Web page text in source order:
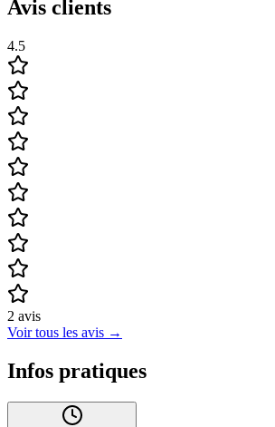
Avis clients
4.5
2 avis
Voir tous les avis →
Infos pratiques